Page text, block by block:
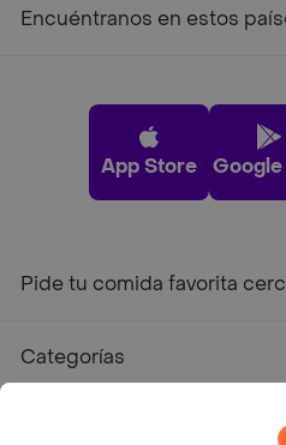
Encuéntranos en estos
App Store Google
Pide tu comida favorita
Categorías